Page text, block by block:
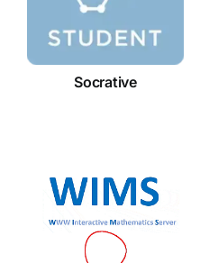
Socrative
WIMS